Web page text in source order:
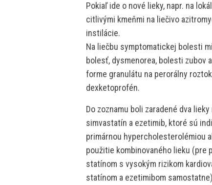
Pokiaľ ide o nové lieky, napr. na
citlivými kmeňmi na liečivo
instilácie.
Na liečbu symptomatickej bolesti
bolesť, dysmenorea, bolesti zubov
forme granulátu na perorálny
dexketoprofén.
Do zoznamu boli zaradené dva
simvastatín a ezetimib, ktoré sú
primárnou hypercholesterolémiou
použitie kombinovaného lieku (pre
statínom s vysokým rizikom
statínom a ezetimibom